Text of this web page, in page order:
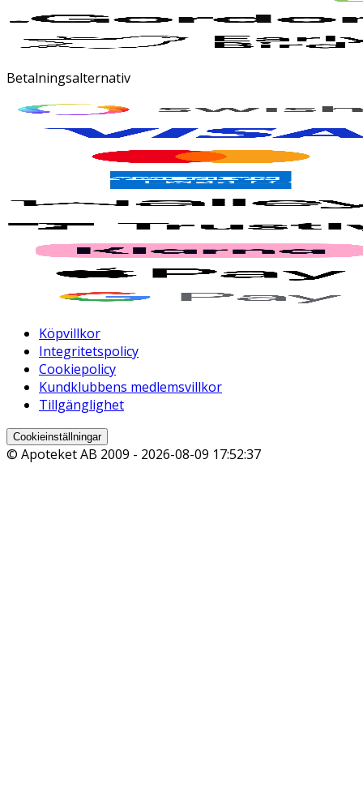
Betalningsalternativ
Köpvillkor
Integritetspolicy
Cookiepolicy
Kundklubbens medlemsvillkor
Tillgänglighet
Cookieinställningar
© Apoteket AB 2009 - 2026-08-09 17:52:37